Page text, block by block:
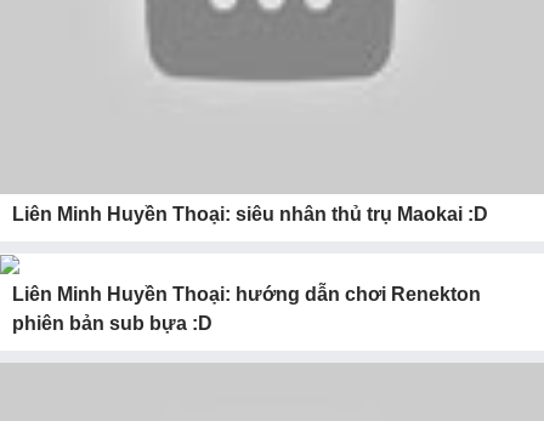
Liên Minh Huyền Thoại: siêu nhân thủ trụ Maokai :D
Liên Minh Huyền Thoại: hướng dẫn chơi Renekton
phiên bản sub bựa :D